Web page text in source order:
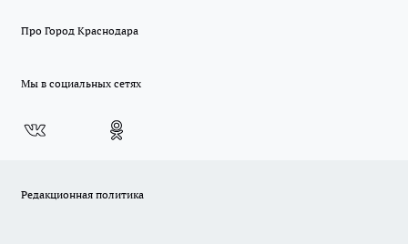
Про Город Краснодара
Мы в социальных сетях
Редакционная политика